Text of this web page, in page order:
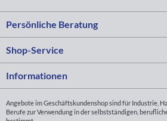
3D6V30KS
RAL7035
30 30 2
Persönliche Beratung
Shop-Service
Informationen
Angebote im Geschäftskundenshop sind für Industrie,
Berufe zur Verwendung in der selbstständigen,